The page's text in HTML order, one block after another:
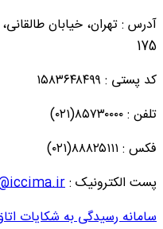
آدرس : تهران، خیابان
175
کد پستی : ۱۵۸۳۶۴۸۴۹۹
تلفن : ۸۵۷۳۰۰۰۰(۰۲۱)
فکس : ۸۸۸۲۵۱۱۱(۰۲۱)
پست الکترونیک :
سامانه رسیدگی به شکایات